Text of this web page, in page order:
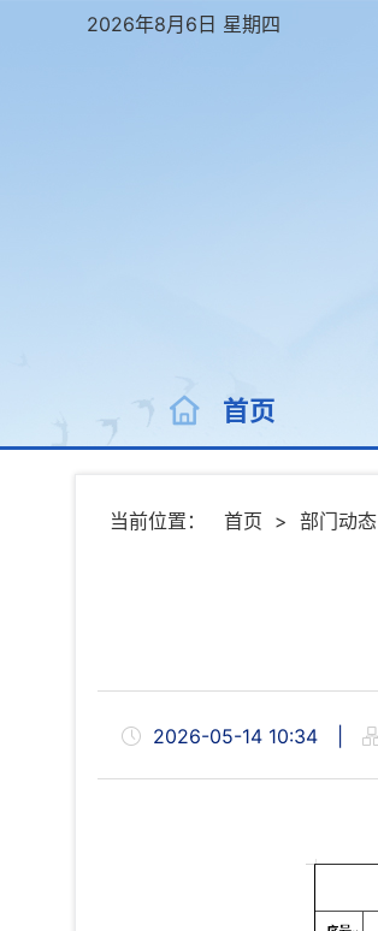
2026年8月6日 星期四
首页
当前位置： 首页 > 部门动态
2026-05-14 10:34